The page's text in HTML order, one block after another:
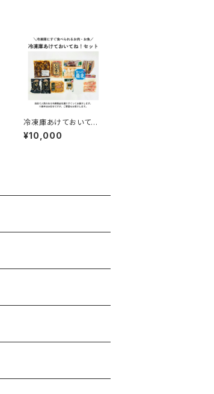
冷凍庫あけておいてね！
セット
¥10,000